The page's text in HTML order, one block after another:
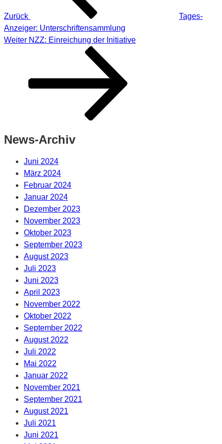
Zurück
Tages-
Anzeiger: Unterschriftensammlung
Nächster
Weiter NZZ: Einreichung der Initiative
News-Archiv
Juni 2024
März 2024
Februar 2024
Januar 2024
Dezember 2023
November 2023
Oktober 2023
September 2023
August 2023
Juli 2023
Juni 2023
April 2023
November 2022
Oktober 2022
September 2022
August 2022
Juli 2022
Mai 2022
Januar 2022
November 2021
September 2021
August 2021
Juli 2021
Juni 2021